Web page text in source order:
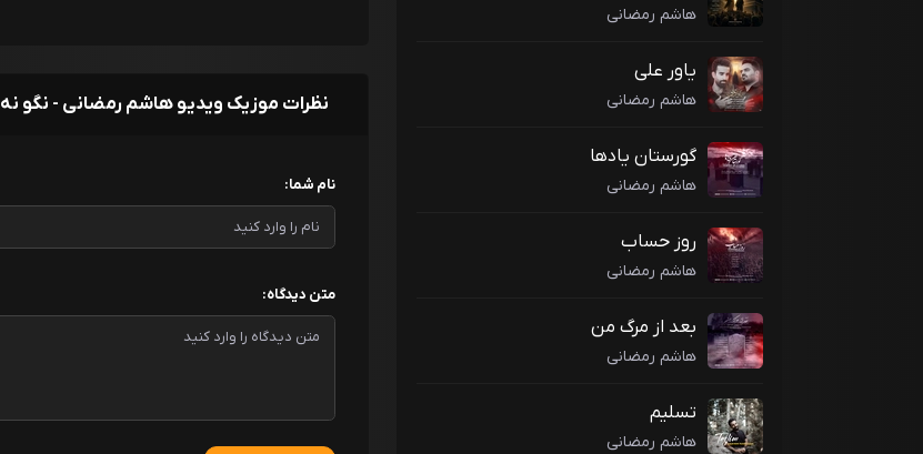
هاشم رمضانی
یاور علی
هاشم رمضانی
گورستان یادها
هاشم رمضانی
روز حساب
هاشم رمضانی
بعد از مرگ من
هاشم رمضانی
تسلیم
هاشم رمضانی
نظرات موزیک ویدیو هاشم رمضانی - نگو نه
نام شما:
متن دیدگاه: